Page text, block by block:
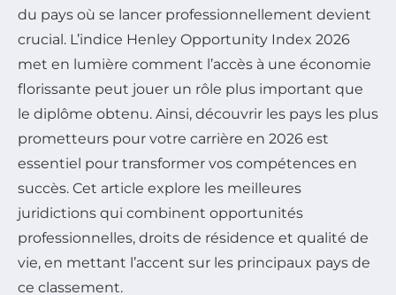
du pays où se lancer professionnellement devient
crucial. L’indice Henley Opportunity Index 2026
met en lumière comment l’accès à une économie
florissante peut jouer un rôle plus important que
le diplôme obtenu. Ainsi, découvrir les pays les plus
prometteurs pour votre carrière en 2026 est
essentiel pour transformer vos compétences en
succès. Cet article explore les meilleures
juridictions qui combinent opportunités
professionnelles, droits de résidence et qualité de
vie, en mettant l’accent sur les principaux pays de
ce classement.